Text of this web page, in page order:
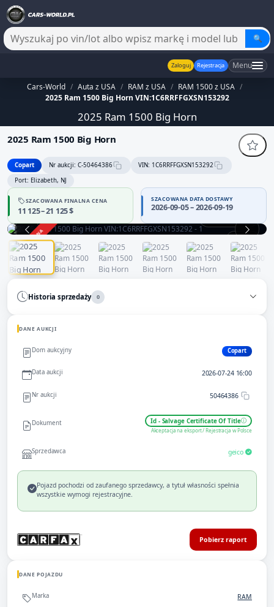
🔍
Zaloguj Rejestracja Menu
Cars-World / Auta z USA / RAM z USA / RAM 1500 z USA /
2025 Ram 1500 Big Horn VIN:1C6RRFFGXSN153292
2025 Ram 1500 Big Horn
2025 Ram 1500 Big Horn
Copart Nr aukcji: C-50464386
VIN: 1C6RRFFGXSN153292
Port: Elizabeth, NJ
SZACOWANA FINALNA CENA
11 125 – 21 125 $
SZACOWANA DATA DOSTAWY
2026-09-05 – 2026-09-19
ZAKOŃCZONA
Historia sprzedaży 0
DANE AUKCJI
Dom aukcyjny Copart
Data aukcji 2026-07-24 16:00
Nr aukcji 50464386
Dokument Id - Salvage Certificate Of Title
Akceptacja na eksport / Rejestracja w Polsce
Sprzedawca geico
Pojazd pochodzi od zaufanego sprzedawcy, a tytuł własności spełnia
wszystkie wymogi rejestracyjne.
Pobierz raport
DANE POJAZDU
Marka RAM